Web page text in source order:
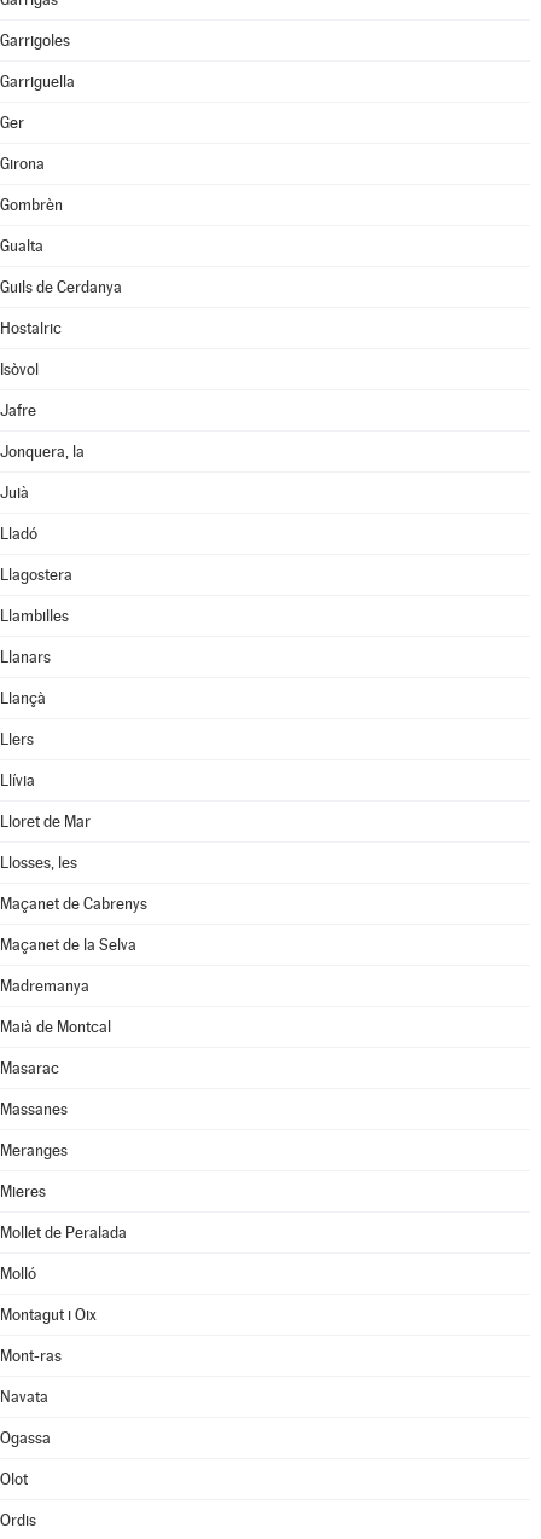
Garrigoles
Garriguella
Ger
Girona
Gombrèn
Gualta
Guils de Cerdanya
Hostalric
Isòvol
Jafre
Jonquera, la
Juià
Lladó
Llagostera
Llambilles
Llanars
Llançà
Llers
Llívia
Lloret de Mar
Llosses, les
Maçanet de Cabrenys
Maçanet de la Selva
Madremanya
Maià de Montcal
Masarac
Massanes
Meranges
Mieres
Mollet de Peralada
Molló
Montagut i Oix
Mont-ras
Navata
Ogassa
Olot
Ordis